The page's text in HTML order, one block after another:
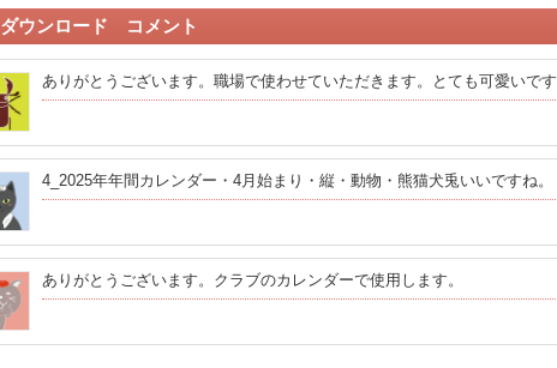
ダウンロード コメント
ありがとうございます。職場で使わせていただきます。とても可愛いです
4_2025年年間カレンダー・4月始まり・縦・動物・熊猫犬兎いいですね。
ありがとうございます。クラブのカレンダーで使用します。